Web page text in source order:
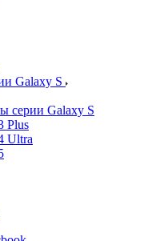
Galaxy S
серии Galaxy S
Plus
Ultra